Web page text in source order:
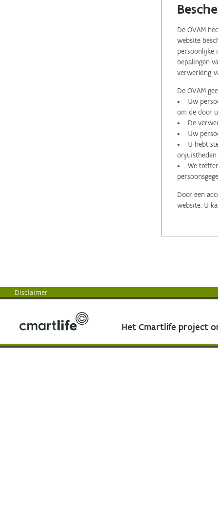
De OVAM
website
persoonlijke
bepalingen
verwerking
De OVAM
• Uw
om de door
• De
• Uw
• U hebt
onjuistheden
• We treffen
Door een
website. U
Disclaimer
Het Cmartlife project